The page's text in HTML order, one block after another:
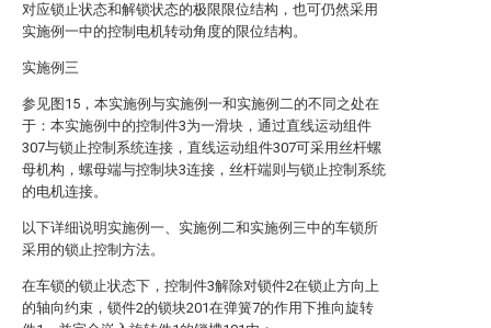
对应锁止状态和解锁状态的极限限位结构，也可仍然采用
实施例一中的控制电机转动角度的限位结构。
实施例三
参见图15，本实施例与实施例一和实施例二的不同之处在
于：本实施例中的控制件3为一滑块，通过直线运动组件
307与锁止控制系统连接，直线运动组件307可采用丝杆螺
母机构，螺母端与控制块3连接，丝杆端则与锁止控制系统
的电机连接。
以下详细说明实施例一、实施例二和实施例三中的车锁所
采用的锁止控制方法。
在车锁的锁止状态下，控制件3解除对锁件2在锁止方向上
的轴向约束，锁件2的锁块201在弹簧7的作用下推向旋转